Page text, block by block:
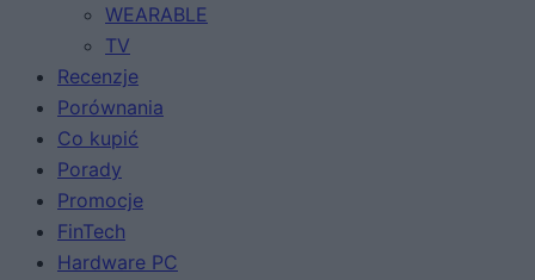
WEARABLE
TV
Recenzje
Porównania
Co kupić
Porady
Promocje
FinTech
Hardware PC